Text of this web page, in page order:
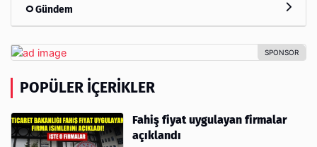
Gündem
POPÜLER İÇERIKLER
Fahiş fiyat uygulayan firmalar
açıklandı